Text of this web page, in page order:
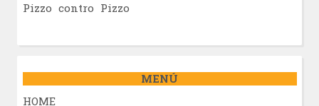
Pizzo contro Pizzo
MENÚ
HOME